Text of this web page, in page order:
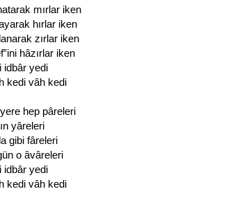
mırlar iken
hırlar iken
zırlar iken
hâzırlar iken
idbâr yedi
kedi vâh kedi
hep pâreleri
yâreleri
gibi fâreleri
o âvâreleri
idbâr yedi
kedi vâh kedi